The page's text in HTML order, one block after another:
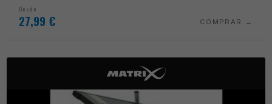
Desde
27,99 € COMPRAR